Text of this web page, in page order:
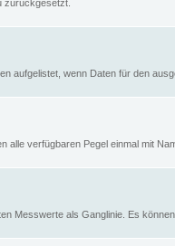
zurückgesetzt.
aufgelistet, wenn Daten für den
alle verfügbaren Pegel einmal mit
Messwerte als Ganglinie. Es